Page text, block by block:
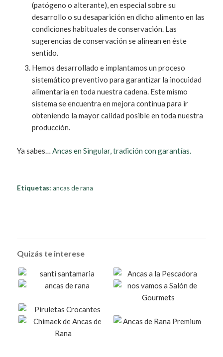
(patógeno o alterante), en especial sobre su
desarrollo o su desaparición en dicho alimento en las
condiciones habituales de conservación. Las
sugerencias de conservación se alinean en éste
sentido.
Hemos desarrollado e implantamos un proceso
sistemático preventivo para garantizar la inocuidad
alimentaria en toda nuestra cadena. Este mismo
sistema se encuentra en mejora continua para ir
obteniendo la mayor calidad posible en toda nuestra
producción.
Ya sabes… Ancas en Singular, tradición con garantías.
Etiquetas: ancas de rana
Quizás te interese